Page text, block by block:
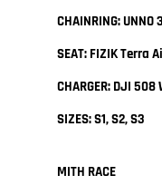
CHAINRING: UNNO
SEAT: FIZIK Terra
CHARGER: DJI
SIZES: S1, S2, S3
MITH RACE